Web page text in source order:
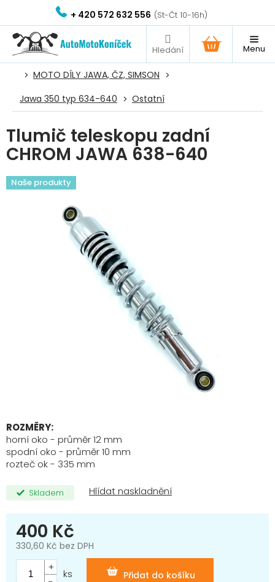
obsah
+ 420 572 632 556
NÁKUPNÍ
KOŠÍK
MOTO DÍLY JAWA, ČZ, SIMSON
Jawa 350 typ 634-640
Ostatní
Tlumič teleskopu zadní
CHROM JAWA 638-640
Naše produkty
ROZMĚRY:
horní oko - průměr 12 mm
spodní oko - průměr 10 mm
rozteč ok - 335 mm
Skladem
400 Kč
330,60 Kč bez DPH
Měrná
cena:
Přidat do košíku
ks